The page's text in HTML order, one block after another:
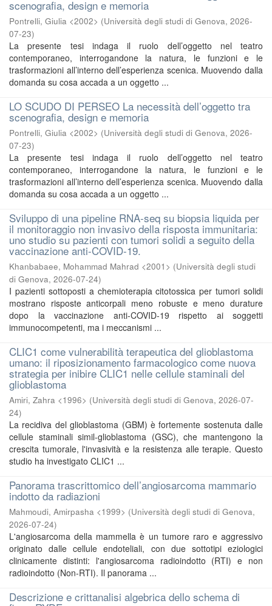
scenografia, design e memoria
Pontrelli, Giulia <2002> (Università degli studi di Genova, 2026-
07-23)
La presente tesi indaga il ruolo dell’oggetto nel teatro
contemporaneo, interrogandone la natura, le funzioni e le
trasformazioni all’interno dell’esperienza scenica. Muovendo dalla
domanda su cosa accada a un oggetto ...
LO SCUDO DI PERSEO La necessità dell’oggetto tra
scenografia, design e memoria
Pontrelli, Giulia <2002> (Università degli studi di Genova, 2026-
07-23)
La presente tesi indaga il ruolo dell’oggetto nel teatro
contemporaneo, interrogandone la natura, le funzioni e le
trasformazioni all’interno dell’esperienza scenica. Muovendo dalla
domanda su cosa accada a un oggetto ...
Sviluppo di una pipeline RNA-seq su biopsia liquida per
il monitoraggio non invasivo della risposta immunitaria:
uno studio su pazienti con tumori solidi a seguito della
vaccinazione anti-COVID-19.
Khanbabaee, Mohammad Mahrad <2001> (Università degli studi
di Genova, 2026-07-24)
I pazienti sottoposti a chemioterapia citotossica per tumori solidi
mostrano risposte anticorpali meno robuste e meno durature
dopo la vaccinazione anti-COVID-19 rispetto ai soggetti
immunocompetenti, ma i meccanismi ...
CLIC1 come vulnerabilità terapeutica del glioblastoma
umano: il riposizionamento farmacologico come nuova
strategia per inibire CLIC1 nelle cellule staminali del
glioblastoma
Amiri, Zahra <1996> (Università degli studi di Genova, 2026-07-
24)
La recidiva del glioblastoma (GBM) è fortemente sostenuta dalle
cellule staminali simil-glioblastoma (GSC), che mantengono la
crescita tumorale, l'invasività e la resistenza alle terapie. Questo
studio ha investigato CLIC1 ...
Panorama trascrittomico dell’angiosarcoma mammario
indotto da radiazioni
Mahmoudi, Amirpasha <1999> (Università degli studi di Genova,
2026-07-24)
L'angiosarcoma della mammella è un tumore raro e aggressivo
originato dalle cellule endoteliali, con due sottotipi eziologici
clinicamente distinti: l'angiosarcoma radioindotto (RTI) e non
radioindotto (Non-RTI). Il panorama ...
Descrizione e crittanalisi algebrica dello schema di